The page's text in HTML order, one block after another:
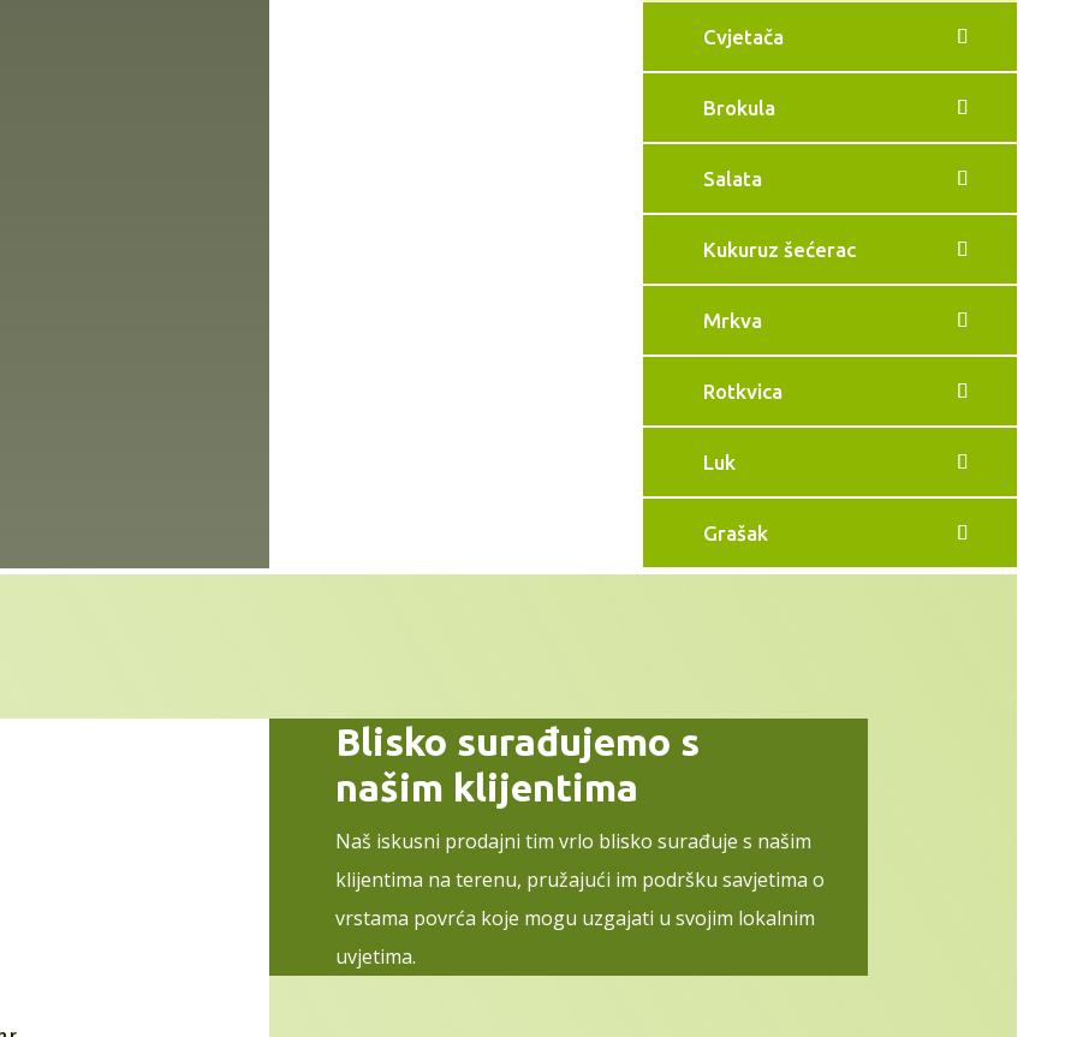
Cvjetača
Brokula
Salata
Kukuruz šećerac
Mrkva
Rotkvica
Luk
Grašak
Blisko surađujemo s
našim klijentima
Naš iskusni prodajni tim vrlo blisko surađuje s našim
klijentima na terenu, pružajući im podršku savjetima o
vrstama povrća koje mogu uzgajati u svojim lokalnim
uvjetima.